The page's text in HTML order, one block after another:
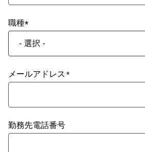
職種
- 選択 -
メールアドレス
勤務先電話番号